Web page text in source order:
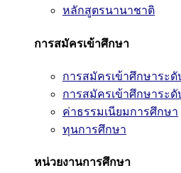
หลักสูตรนานาชาติ
การสมัครเข้าศึกษา
การสมัครเข้าศึกษาร
การสมัครเข้าศึกษาระ
ค่าธรรมเนียมการศึกษา
ทุนการศึกษา
หน่วยงานการศึกษา